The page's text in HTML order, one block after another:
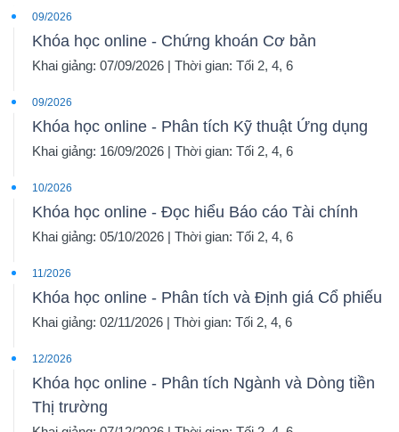
09/2026
Khóa học online - Chứng khoán Cơ bản
Khai giảng: 07/09/2026 | Thời gian: Tối 2, 4, 6
09/2026
Khóa học online - Phân tích Kỹ thuật Ứng dụng
Khai giảng: 16/09/2026 | Thời gian: Tối 2, 4, 6
10/2026
Khóa học online - Đọc hiểu Báo cáo Tài chính
Khai giảng: 05/10/2026 | Thời gian: Tối 2, 4, 6
11/2026
Khóa học online - Phân tích và Định giá Cổ phiếu
Khai giảng: 02/11/2026 | Thời gian: Tối 2, 4, 6
12/2026
Khóa học online - Phân tích Ngành và Dòng tiền
Thị trường